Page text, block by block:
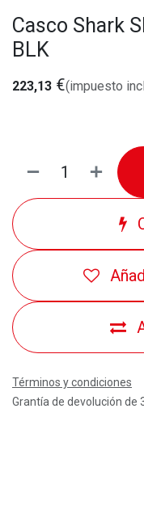
Casco Shark
BLK
223,13 €(impuesto
Términos y condiciones
Grantía de devolución de